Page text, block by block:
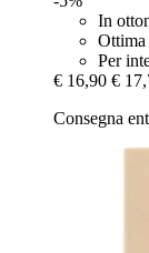
In
Ottima
Per
€ 16,90 €
Consegna